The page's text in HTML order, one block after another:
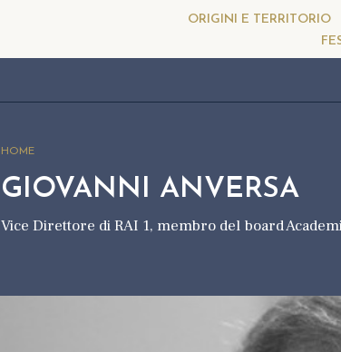
ORIGINI E TERRITORIO
HOME
GIOVANNI ANVERSA
Vice Direttore di RAI 1, membro del board